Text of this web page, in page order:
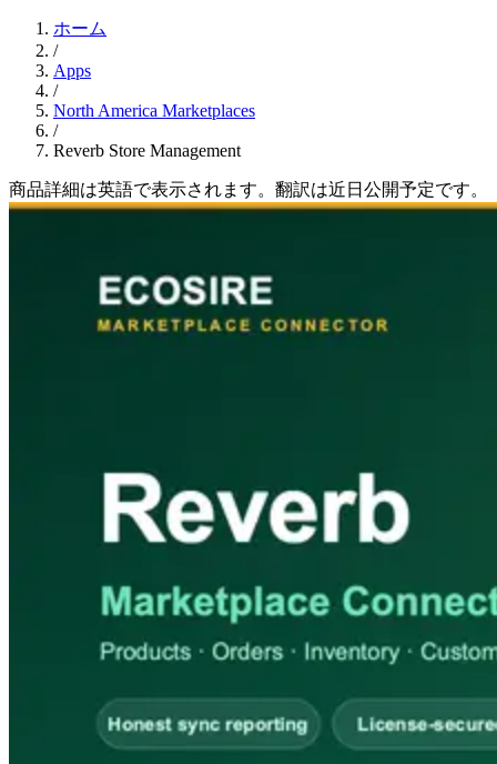
ホーム
/
Apps
/
North America Marketplaces
/
Reverb Store Management
商品詳細は英語で表示されます。翻訳は近日公開予定です。